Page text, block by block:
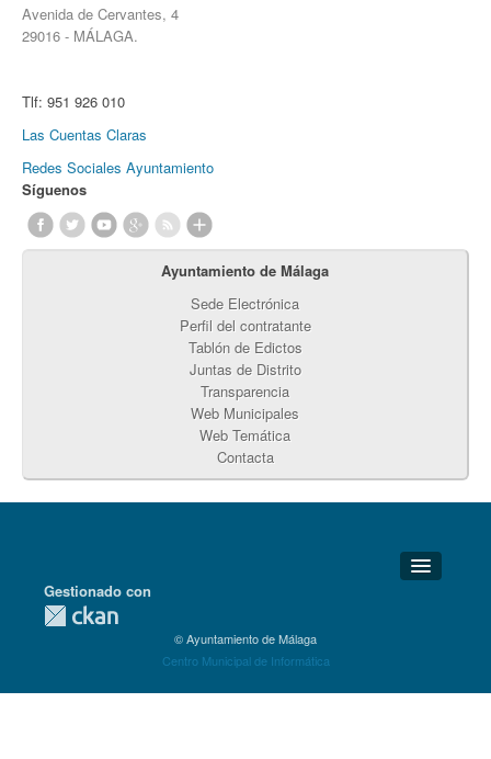
Avenida de Cervantes, 4
29016 - MÁLAGA.
Tlf: 951 926 010
Las Cuentas Claras
Redes Sociales Ayuntamiento
Síguenos
Ayuntamiento de Málaga
Sede Electrónica
Perfil del contratante
Tablón de Edictos
Juntas de Distrito
Transparencia
Web Municipales
Web Temática
Contacta
Detalles Técnicos
Gestionado con
© Ayuntamiento de Málaga
Centro Municipal de Informática